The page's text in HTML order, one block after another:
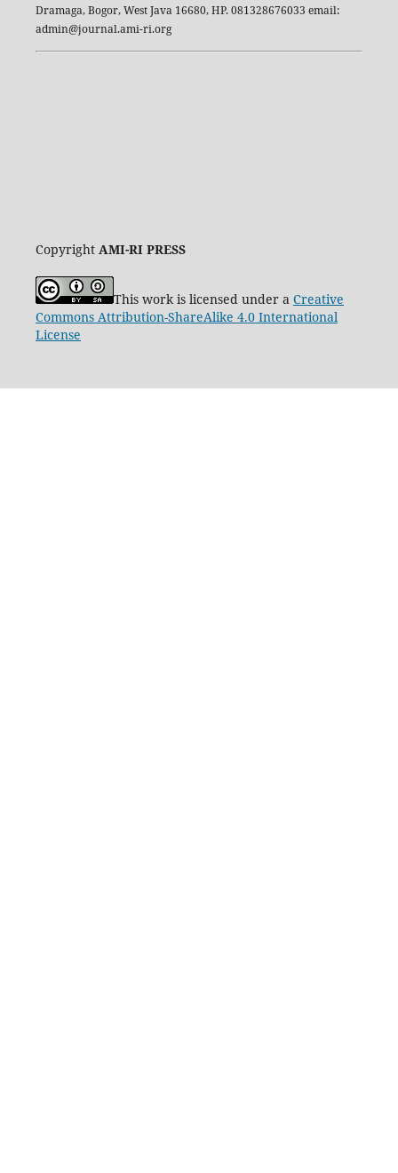
Dramaga, Bogor, West Java 16680, HP. 081328676033 email:
admin@journal.ami-ri.org
Copyright AMI-RI PRESS
This work is licensed under a Creative
Commons Attribution-ShareAlike 4.0 International
License